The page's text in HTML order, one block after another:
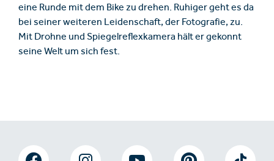
eine Runde mit dem Bike zu drehen. Ruhiger geht es da
bei seiner weiteren Leidenschaft, der Fotografie, zu.
Mit Drohne und Spiegelreflexkamera hält er gekonnt
seine Welt um sich fest.